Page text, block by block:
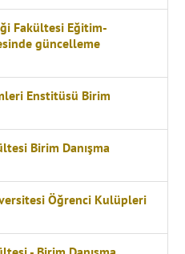
Fakültesi Eğitim-
güncelleme
Enstitüsü Birim
Birim Danışma
Öğrenci Kulüpleri